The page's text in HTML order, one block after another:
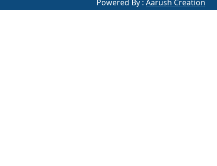
Powered By : Aarush Creation